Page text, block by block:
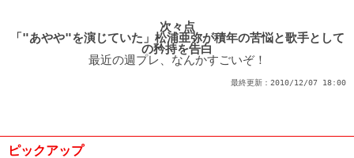
次々点
「"あやや"を演じていた」松浦亜弥が積年の苦悩と歌手として
の矜持を告白
最近の週プレ、なんかすごいぞ！
最終更新： 2010/12/07 18:00
ピックアップ